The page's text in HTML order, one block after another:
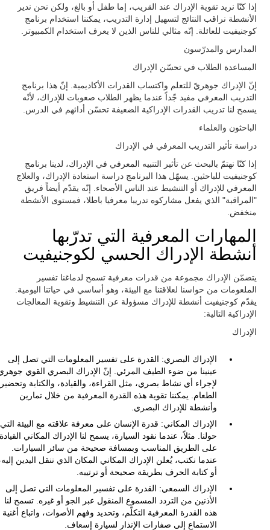
إذا كنّا نريد تقوية الإدراك عند القريب، إما طفل أو بالغ، ولكن نحن ندير
الأنشطة نراقب النتائج لتسهيل إدارة التدريب، يمكننا استخدام برنامج
كوجنيفيت للعائلة. إنّه مثالي للناس الذين لا يعرف استخدام الكمبيوتر.
المدارس والمدرّسون
المساعدة الطلاب في تحسّن الإدراك
إنّ الإدراك جوهريّ للتعلم واكتساب القدرات الأكاديمية. إنّ هذا برنامج
التدريب المعرفي مفيد جّداً عندما يظهر الطلاب صعوبات للإدراك، لأنّه
يسمح لنا تدريب القدرات الإدراكية الضعيفة تحسّن أدائهم في الدرس.
الباحثون والعلماء
دراسة تأثير التدريب المعرفي في الإدراك
إذا كنّا نهتمّ بالبحث عن تأثير التنبيه المعرفي في الإدراك، لدينا برنامج
كوجنيفيت للباحثين. يسهّل هذا البرنامج دراسة استعادة الإدراك، والعلاج
المعرفي للإدراك أو التنشيط عند الناس الأصحاء. إنّه يقدّم أيضاً فريق
"المراقبة" الذي يفعل مشاركوه تدريبا معرفيا باطلا، فمستوى الأنشطة
منخفض.
المهارات المعرفية التي تدرّبها
أنشطة الإدراك الحسي لكوجنيفيت
يتضمّن الإدراك مجموعة من قدرات معرفية تسمح لدماغنا تفسير
الملعومات من حواسنا لعلاقتنا مع البيئة، وهو أساسي في حياتنا اليومية.
يقدّم كوجنيفيت أنشطة للإدراك مسؤولة عن التنشيط وتقوية المعالجات
الإدراكية التالية:
الإدراك
الإدراك البصري: القدرة على تفسير المعلومات التي تصل إلى
عينينا من ضوء الطيف المرئي. إنّ الإدراك البصري القوي
لإجراء أي نشاط بصري، مثل القراءة، والقيادة، والكتابة وتحضير
الطعام. يمكننا تقوية هذه القدرة المعرفية من خلال تمارين
وأنشطة للإدراك البصري.
الإدراك المكاني: قدرة الإنسان على معرفة علاقته مع البيئة التي
حولنا. مثلاً، عندما نقود السيارة، يسمح لنا الإدراك المكاني القيادة
على الطريق المناسب وبمسافة صحيحة من سائر السيارات.
عندما نكتب، يُعلن الإدراك المكاني المكان الذي ننقل اليدين
أو كتابة الحرف بطريقة صحيحة أو ترتيبه.
الإدراك السمعي: القدرة على تفسير المعلومات التي تصل إلى
الأذنين من التردد المسموع المنقول عبر الجو أو غيره. تسمح لنا
هذه القدرة المعرفية التكلّم، وتحديد وفهم الأصوات، واتباع أغنية
الاستماع إلى صفارات الإنذار لسيارة إسعاف.